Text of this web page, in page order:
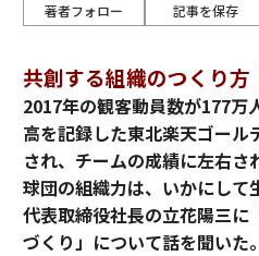
著者フォロー 記事を保存
共創する組織のつくり方
2017年の観客動員数が177万
高を記録した東北楽天ゴール
され、チームの成績に左右
球団の組織力は、いかにして
代表取締役社長の立花陽三に
づくり」について話を聞いた。